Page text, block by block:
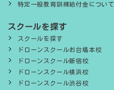
特定一般教育訓練給付金について
スクールを探す
スクールを探す
ドローンスクールお台場本校
ドローンスクール新宿校
ドローンスクール横浜校
ドローンスクール渋谷校